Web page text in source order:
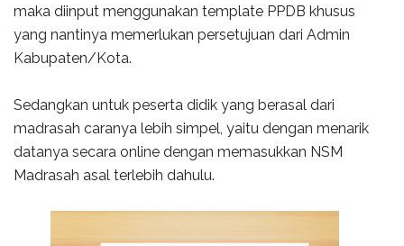
maka diinput menggunakan template PPDB khusus
yang nantinya memerlukan persetujuan dari Admin
Kabupaten/Kota.
Sedangkan untuk peserta didik yang berasal dari
madrasah caranya lebih simpel, yaitu dengan menarik
datanya secara online dengan memasukkan NSM
Madrasah asal terlebih dahulu.